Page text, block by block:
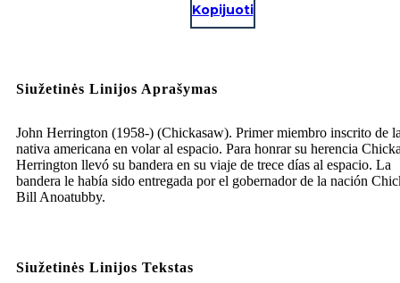
Kopijuoti
Siužetinės Linijos Aprašymas
John Herrington (1958-) (Chickasaw). Primer miembro inscrito de
nativa americana en volar al espacio. Para honrar su herencia
Herrington llevó su bandera en su viaje de trece días al espacio. La
bandera le había sido entregada por el gobernador de la nación
Bill Anoatubby.
Siužetinės Linijos Tekstas